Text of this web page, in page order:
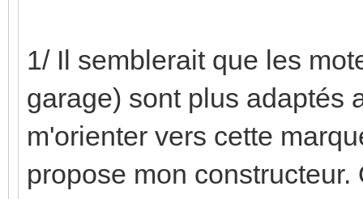
1/ Il semblerait que les
garage) sont plus adaptés
m'orienter vers cette
propose mon